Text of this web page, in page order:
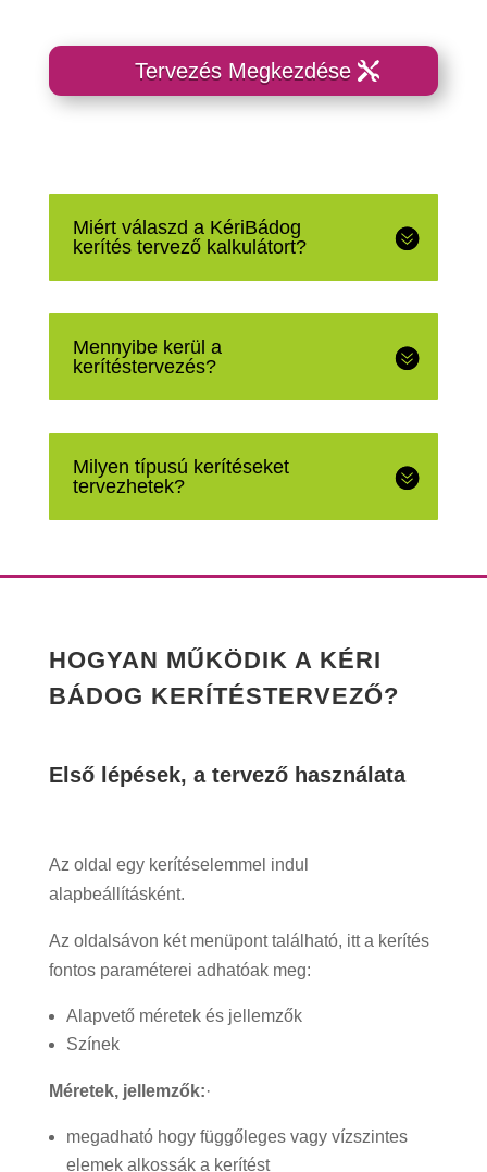
Tervezés Megkezdése
Miért válaszd a KériBádog
kerítés tervező kalkulátort?
Mennyibe kerül a
kerítéstervezés?
Milyen típusú kerítéseket
tervezhetek?
HOGYAN MŰKÖDIK A KÉRI
BÁDOG KERÍTÉSTERVEZŐ?
Első lépések, a tervező használata
Az oldal egy kerítéselemmel indul
alapbeállításként.
Az oldalsávon két menüpont található, itt a kerítés
fontos paraméterei adhatóak meg:
Alapvető méretek és jellemzők
Színek
Méretek, jellemzők:·
megadható hogy függőleges vagy vízszintes
elemek alkossák a kerítést